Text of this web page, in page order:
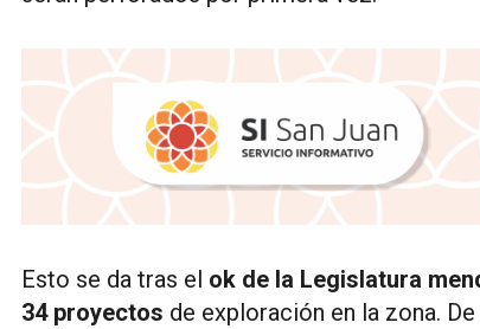
Esto se da tras el ok de la Legislatura
34 proyectos de exploración en la zona.